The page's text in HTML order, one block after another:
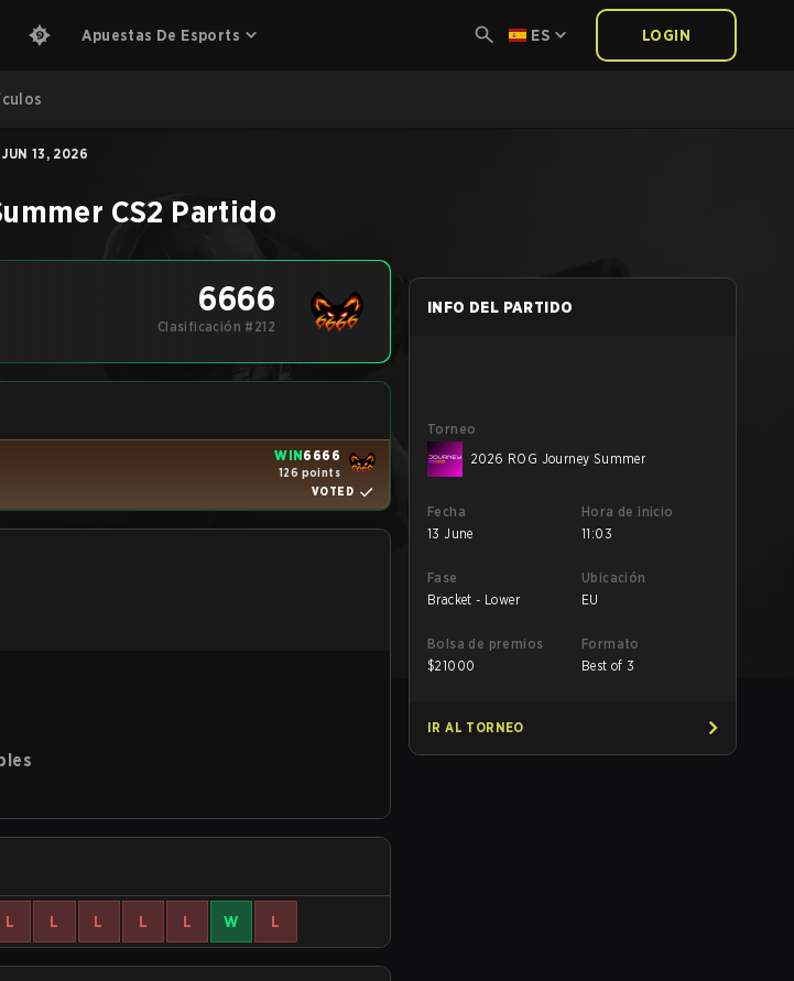
Apuestas De Esports ES LOGIN
13, 2026
CS2 Partido
6666
Clasificación #212
WIN6666
126 points
VOTED
L L L L L W L
INFO DEL PARTIDO
Torneo
2026 ROG Journey Summer
Fecha
13 June
Hora de inicio
11:03
Fase
Bracket - Lower
Ubicación
EU
Bolsa de premios
$21000
Formato
Best of 3
IR AL TORNEO